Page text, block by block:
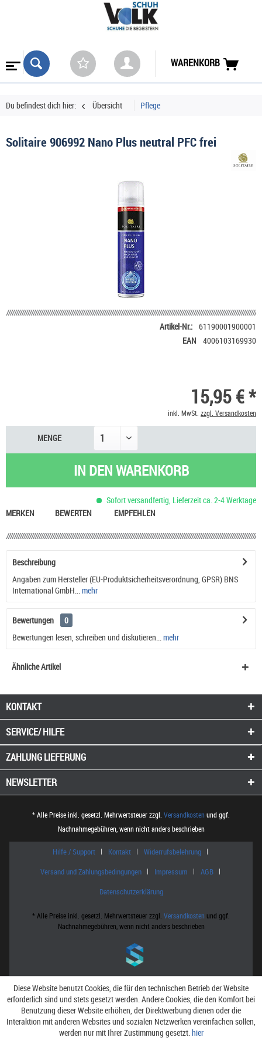
WARENKORB
Du befindest dich hier: Übersicht Pflege
Solitaire 906992 Nano Plus neutral PFC frei
Artikel-Nr.: 61190001900001
EAN
4006103169930
15,95 € *
inkl. MwSt. zzgl. Versandkosten
MENGE
IN DENWARENKORB
Sofort versandfertig, Lieferzeit ca. 2-4 Werktage
MERKEN
BEWERTEN EMPFEHLEN
Beschreibung
Angaben zum Hersteller (EU-Produktsicherheitsverordnung, GPSR) BNS
International GmbH...
mehr
Bewertungen
0
Bewertungen lesen, schreiben und diskutieren...
mehr
Ähnliche Artikel
KONTAKT
SERVICE/ HILFE
ZAHLUNGLIEFERUNG
NEWSLETTER
* Alle Preise inkl. gesetzl. Mehrwertsteuer zzgl. Versandkosten und ggf.
Nachnahmegebühren, wenn nicht anders beschrieben
Hilfe / Support Kontakt
Widerrufsbelehrung
Versand und Zahlungsbedingungen
Impressum
AGB
Datenschutzerklärung
* Alle Preise inkl. gesetzl. Mehrwertsteuer zzgl. Versandkosten und ggf.
Nachnahmegebühren, wenn nicht anders beschrieben
Diese Website benutzt Cookies, die für den technischen Betrieb der Website
erforderlich sind und stets gesetzt werden. Andere Cookies, die den Komfort bei
Benutzung dieser Website erhöhen, der Direktwerbung dienen oder die
Interaktion mit anderen Websites und sozialen Netzwerken vereinfachen sollen,
werden nur mit Ihrer Zustimmung gesetzt.hier